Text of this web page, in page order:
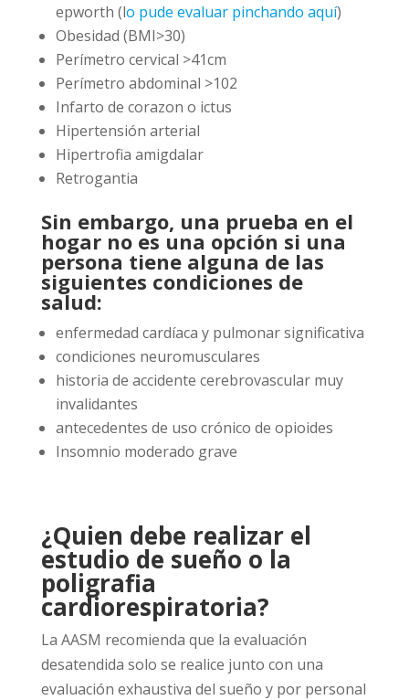
epworth (lo pude evaluar pinchando aquí)
Obesidad (BMI>30)
Perímetro cervical >41cm
Perímetro abdominal >102
Infarto de corazon o ictus
Hipertensión arterial
Hipertrofia amigdalar
Retrogantia
Sin embargo, una prueba en el
hogar no es una opción si una
persona tiene alguna de las
siguientes condiciones de
salud:
enfermedad cardíaca y pulmonar significativa
condiciones neuromusculares
historia de accidente cerebrovascular muy
invalidantes
antecedentes de uso crónico de opioides
Insomnio moderado grave
¿Quien debe realizar el
estudio de sueño o la
poligrafia
cardiorespiratoria?
La AASM recomienda que la evaluación
desatendida solo se realice junto con una
evaluación exhaustiva del sueño y por personal